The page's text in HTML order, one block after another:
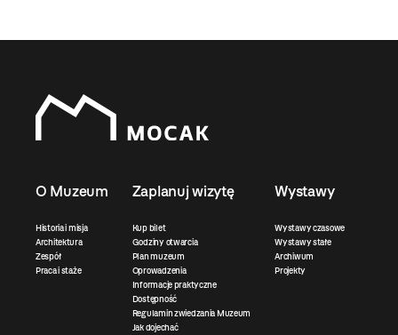
O Muzeum
Historia i misja
Architektura
Zespół
Praca i staże
Zaplanuj wizytę
Kup bilet
Godziny otwarcia
Plan muzeum
Oprowadzenia
Informacje praktyczne
Dostępność
Regulamin zwiedzania Muzeum
Jak dojechać
Wystawy
Wystawy czasowe
Wystawy stałe
Archiwum
Projekty